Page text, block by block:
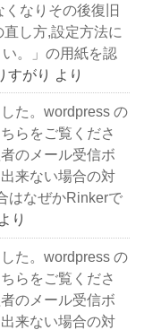
なりその後復旧
し方,設定方法に
。」の用紙を認
すがり より
た。wordpress の
らをご覧くださ
のメール受信ボ
来ない場合の対
はなぜかRinkerで
より
た。wordpress の
らをご覧くださ
のメール受信ボ
来ない場合の対